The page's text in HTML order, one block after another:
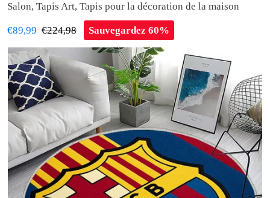
Salon, Tapis Art, Tapis pour la décoration de la maison
€89,99 €224,98 Sauvegardez 60%